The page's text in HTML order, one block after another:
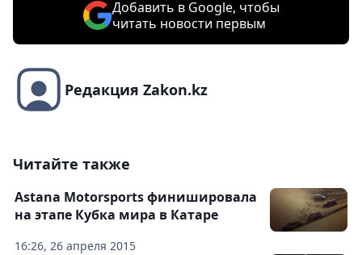
Добавить в Google, чтобы
читать новости первым
Редакция Zakon.kz
Читайте также
16:26, 26 апреля 2015
Astana Motorsports финишировала
на этапе Кубка мира в Катаре